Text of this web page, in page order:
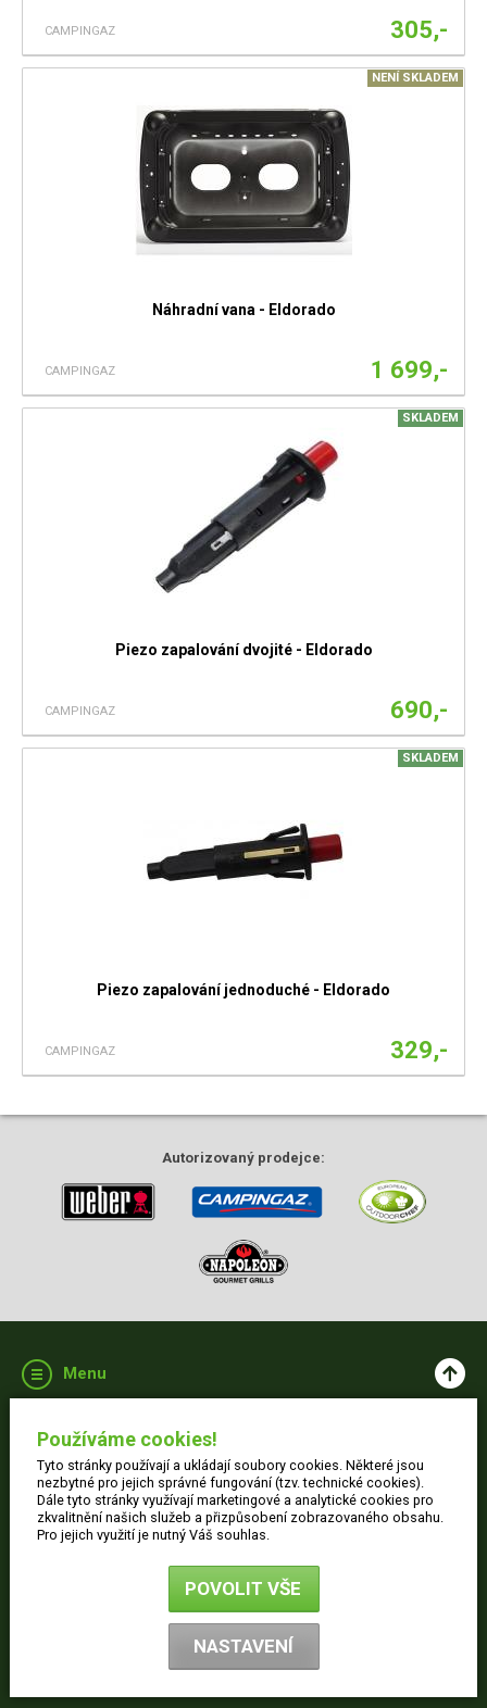
CAMPINGAZ 305,-
NENÍ SKLADEM
Náhradní vana - Eldorado
CAMPINGAZ 1 699,-
SKLADEM
Piezo zapalování dvojité - Eldorado
CAMPINGAZ 690,-
SKLADEM
Piezo zapalování jednoduché - Eldorado
CAMPINGAZ 329,-
Autorizovaný prodejce:
Menu
Skladem
Videa
Kontakt
Vše o nákupu
Dodací informace
Ochrana osobních údajů
Používáme cookies!
Tyto stránky používají a ukládají soubory cookies. Některé jsou
nezbytné pro jejich správné fungování (tzv. technické cookies).
Dále tyto stránky využívají marketingové a analytické cookies pro
zkvalitnění našich služeb a přizpůsobení zobrazovaného obsahu.
Pro jejich využití je nutný Váš souhlas.
POVOLIT VŠE
NASTAVENÍ